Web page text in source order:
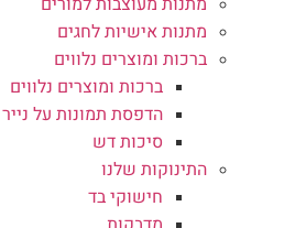
מתנות אישיות לחגים
ברכות ומוצרים נלווים
ברכות ומוצרים נלווים
הדפסת תמונות על נייר
סיכות דש
התינוקות שלנו
חישוקי בד